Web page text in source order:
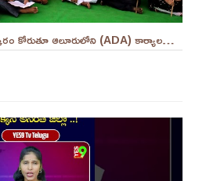
MPEO తమ సమస్యల పరిష్కారం కోరుతూ ఆలూరులోని (ADA) కార్యాలయం ఎదుట దీక్ష ||YES 9TV #kurnool